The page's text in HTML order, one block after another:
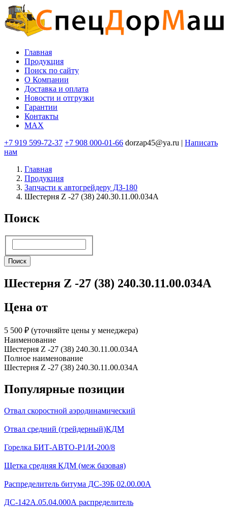
Перейти
к
основному
содержанию
Основная
навигация
Главная
Продукция
Поиск по сайту
O Компании
Доставка и оплата
Новости и отгрузки
Гарантии
Контакты
MAX
+7 919 599-72-37 +7 908 000-01-66 dorzap45@ya.ru | Написать
нам
Главная
Продукция
Запчасти к автогрейдеру ДЗ-180
Шестерня Z -27 (38) 240.30.11.00.034А
Поиск
Поиск
Шестерня Z -27 (38) 240.30.11.00.034А
Цена от
5 500 ₽︁ (уточняйте цены у менеджера)
Наименование
Шестерня Z -27 (38) 240.30.11.00.034А
Полное наименование
Шестерня Z -27 (38) 240.30.11.00.034А
Популярные позиции
Отвал скоростной аэродинамический
Отвал средний (грейдерный)КДМ
Горелка БИТ-АВТО-Р1/И-200/8
Щетка средняя КДМ (меж базовая)
Распределитель битума ДС-39Б 02.00.00А
ДС-142А.05.04.000А распределитель